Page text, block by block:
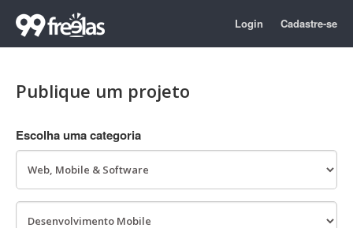
Login Cadastre-se
Publique um projeto
Escolha uma categoria